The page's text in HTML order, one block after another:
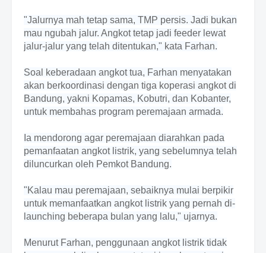
"Jalurnya mah tetap sama, TMP persis. Jadi bukan
mau ngubah jalur. Angkot tetap jadi feeder lewat
jalur-jalur yang telah ditentukan," kata Farhan.
Soal keberadaan angkot tua, Farhan menyatakan
akan berkoordinasi dengan tiga koperasi angkot di
Bandung, yakni Kopamas, Kobutri, dan Kobanter,
untuk membahas program peremajaan armada.
Ia mendorong agar peremajaan diarahkan pada
pemanfaatan angkot listrik, yang sebelumnya telah
diluncurkan oleh Pemkot Bandung.
"Kalau mau peremajaan, sebaiknya mulai berpikir
untuk memanfaatkan angkot listrik yang pernah di-
launching beberapa bulan yang lalu," ujarnya.
Menurut Farhan, penggunaan angkot listrik tidak